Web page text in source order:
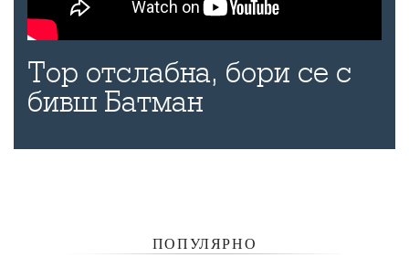
Тор отслабна, бори се с
бивш Батман
ПОПУЛЯРНО